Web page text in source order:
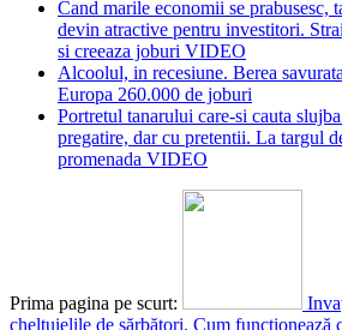
Cand marile economii se prabusesc,
devin atractive pentru investitori.
si creeaza joburi VIDEO
Alcoolul, in recesiune. Berea
Europa 260.000 de joburi
Portretul tanarului care-si cauta
pregatire, dar cu pretentii. La targul
promenada VIDEO
Prima pagina pe scurt:
cheltuielile de sărbători. Cum funcționează